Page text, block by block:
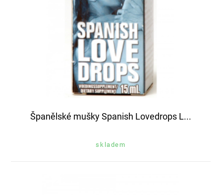
Španělské mušky Spanish Lovedrops L...
skladem